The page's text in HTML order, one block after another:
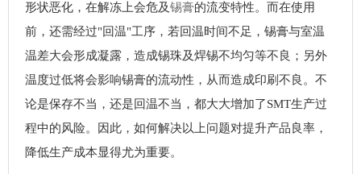
形状恶化，在解冻上会危及锡膏的流变特性。而在使用
前，还需经过"回温"工序，若回温时间不足，锡膏与室温
温差大会形成凝露，造成锡珠及焊锡不均匀等不良；另外
温度过低将会影响锡膏的流动性，从而造成印刷不良。不
论是保存不当，还是回温不当，都大大增加了SMT生产过
程中的风险。因此，如何解决以上问题对提升产品良率，
降低生产成本显得尤为重要。